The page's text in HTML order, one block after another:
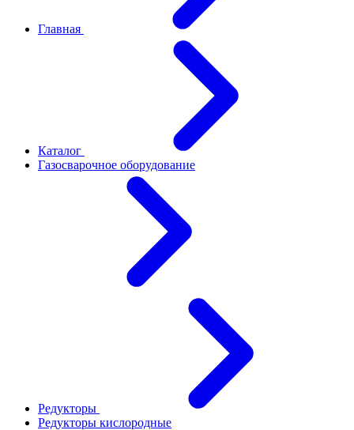
Главная
Каталог
Газосварочное оборудование
Редукторы
Редукторы кислородные